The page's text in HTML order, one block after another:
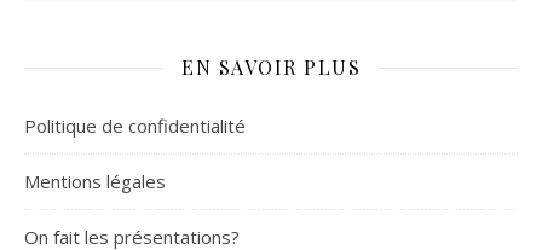
EN SAVOIR PLUS
Politique de confidentialité
Mentions légales
On fait les présentations?